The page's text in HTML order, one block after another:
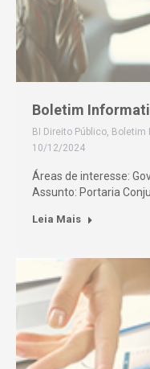
Boletim
BI Direito Público, Boletim
10/12/2024
Áreas de interesse:
Assunto: Portaria
Leia Mais